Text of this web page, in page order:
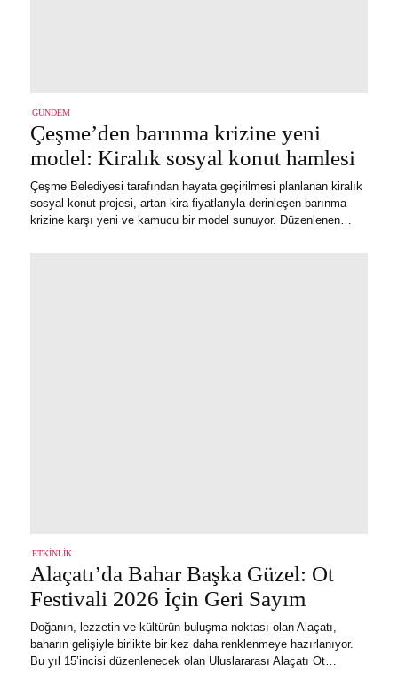
GÜNDEM
Çeşme’den barınma krizine yeni
model: Kiralık sosyal konut hamlesi
Çeşme Belediyesi tarafından hayata geçirilmesi planlanan kiralık
sosyal konut projesi, artan kira fiyatlarıyla derinleşen barınma
krizine karşı yeni ve kamucu bir model sunuyor. Düzenlenen…
ETKINLIK
Alaçatı’da Bahar Başka Güzel: Ot
Festivali 2026 İçin Geri Sayım
Doğanın, lezzetin ve kültürün buluşma noktası olan Alaçatı,
baharın gelişiyle birlikte bir kez daha renklenmeye hazırlanıyor.
Bu yıl 15’incisi düzenlenecek olan Uluslararası Alaçatı Ot…